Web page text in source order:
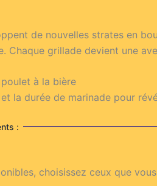
de nouvelles strates en
Chaque grillade devient une
à la bière
la durée de marinade pour
:
choisissez ceux que